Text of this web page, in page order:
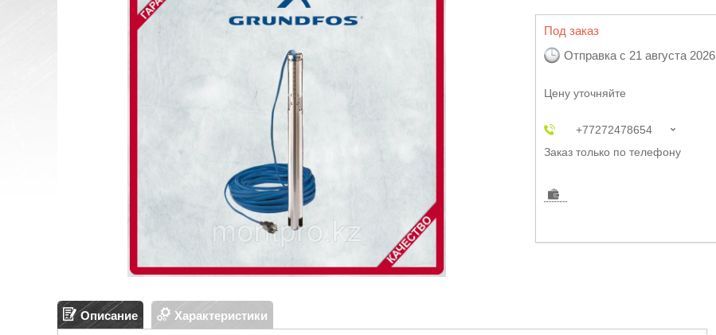
Под заказ
Отправка с 21 августа 2026
Цену уточняйте
+77272478654
Заказ только по телефону
Описание Характеристики